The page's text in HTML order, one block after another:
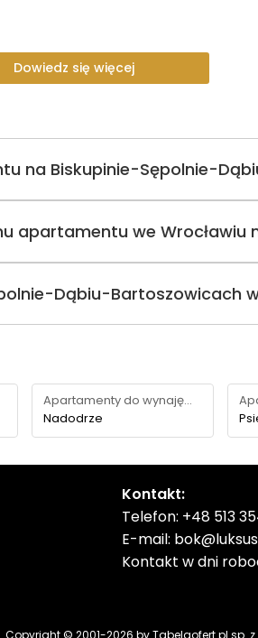
Dowiedz się więcej
na Biskupinie-Sępolnie-
apartamentu we
Dąbiu-Bartoszowicach
Apartamenty do wynajęcia
Nadodrze
Kontakt:
Telefon: +48 513
E-mail:
Kontakt w dni
Copyright © 2001-2026 by Tabelaofert.pl sp.